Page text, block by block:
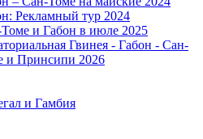
Рекламный тур 2024
и Габон в июле 2025
Гвинея - Габон - Сан-
и Принсипи 2026
и Гамбия